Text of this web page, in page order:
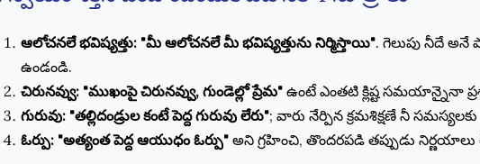
ఆలోచనలే భవిష్యత్తు: "మీ ఆలోచనలే మీ భవిష్యత్తును నిర్మిస్తాయి". గెలుపు నీదే
ఉండండి.
చిరునవ్వు: "ముఖంపై చిరునవ్వు, గుండెల్లో ప్రేమ" ఉంటే ఎంతటి క్లిష్ట సమయాన్నైనా
గురువు: "తల్లిదండ్రుల కంటే పెద్ద గురువు లేరు"; వారు నేర్పిన క్రమశిక్షణే నీ
ఓర్పు: "అత్యంత పెద్ద ఆయుధం ఓర్పు" అని గ్రహించి, తొందరపడి తప్పుడు నిర్ణయాలు